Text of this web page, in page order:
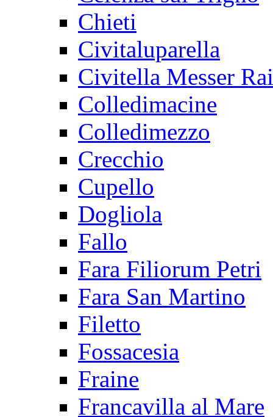
Chieti
Civitaluparella
Civitella Messer
Colledimacine
Colledimezzo
Crecchio
Cupello
Dogliola
Fallo
Fara Filiorum Petri
Fara San Martino
Filetto
Fossacesia
Fraine
Francavilla al Mare